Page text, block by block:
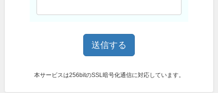
本サービスは256bitのSSL暗号化通信に対応しています。